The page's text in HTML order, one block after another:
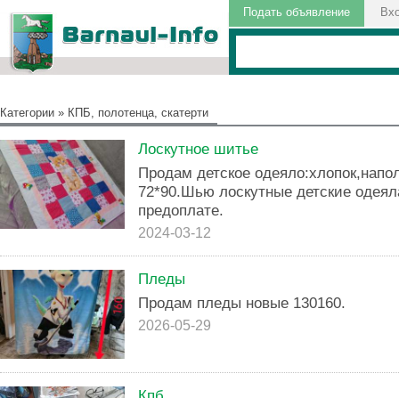
Подать объявление
Категории » КПБ, полотенца, скатерти
Лоскутное шитье
Продам детское
72*90.Шью лоскутные детские
предоплате.
2024-03-12
Пледы
Продам пледы новые 130160.
2026-05-29